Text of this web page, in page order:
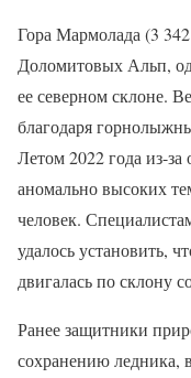
Гора Мармолада (3
Доломитовых Альп,
ее северном склоне.
благодаря
Летом 2022 года из-
аномально высоких
человек.
удалось установить,
двигалась по склону
Ранее защитники
сохранению ледника,